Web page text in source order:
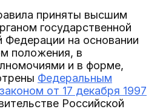
приняты высшим
государственной
Федерации на основании
положения, в
и в форме,
Федеральным
от 17 декабря 1997
Российской